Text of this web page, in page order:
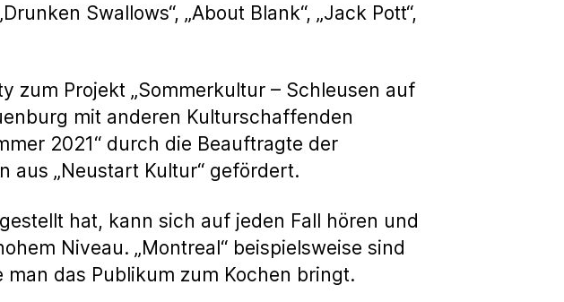
Swallows“, „About Blank“, „Jack Pott“,
zum Projekt „Sommerkultur – Schleusen auf
mit anderen Kulturschaffenden
2021“ durch die Beauftragte der
aus „Neustart Kultur“ gefördert.
hat, kann sich auf jeden Fall hören und
Niveau. „Montreal“ beispielsweise sind
das Publikum zum Kochen bringt.